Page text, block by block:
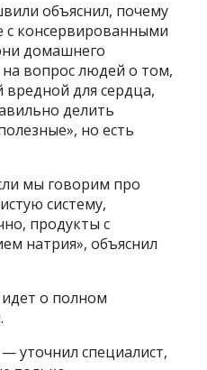
объяснил, почему
с консервированными
домашнего
вопрос людей о том,
вредной для сердца,
делить
но есть
мы говорим про
систему,
продукты с
натрия», объяснил
о полном
уточнил специалист,